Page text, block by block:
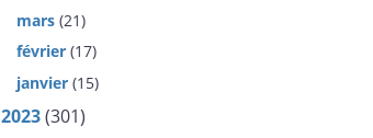
mars (21)
février (17)
janvier (15)
2023(301)